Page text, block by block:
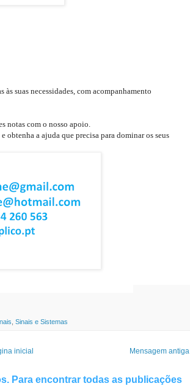
suas necessidades, com acompanhamento
notas com o nosso apoio.
obtenha a ajuda que precisa para dominar os seus
Sinais e Sistemas
Mensagem antiga
inicial
Para encontrar todas as publicações